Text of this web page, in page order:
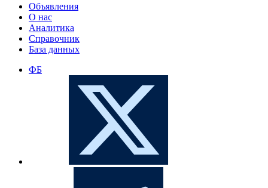
Объявления
О нас
Аналитика
Справочник
База данных
ФБ